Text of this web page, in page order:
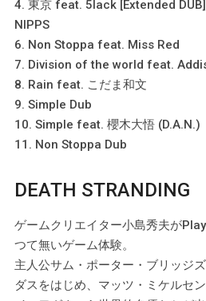
4. 東京 feat. 5lack [Extended
NIPPS
6. Non Stoppa feat. Miss Red
7. Division of the world feat.
8. Rain feat. こだま和文
9. Simple Dub
10. Simple feat. 櫻木大悟 (D.A.N.)
11. Non Stoppa Dub
DEATH STRANDING
ゲームクリエイター小島秀夫が
つて無いゲーム体験。
主人公サム・ポーター・ブリッジ
ダスをはじめ、マッツ・ミケルセ